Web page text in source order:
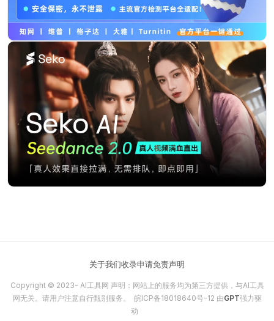
关于我们收录申请免责声明
Copyright © 2023- AI工具网 声明：网站上的服务均为第三方提供，与AI工具
网无关。请用户注意自行甄别服务。 皖ICP备18018640号-12 由GPT强力驱
动